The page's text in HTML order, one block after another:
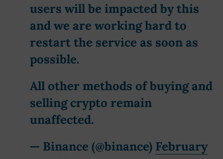
users will be impacted by this
and we are working hard to
restart the service as soon as
possible.
All other methods of buying and
selling crypto remain
unaffected.
— Binance (@binance) February